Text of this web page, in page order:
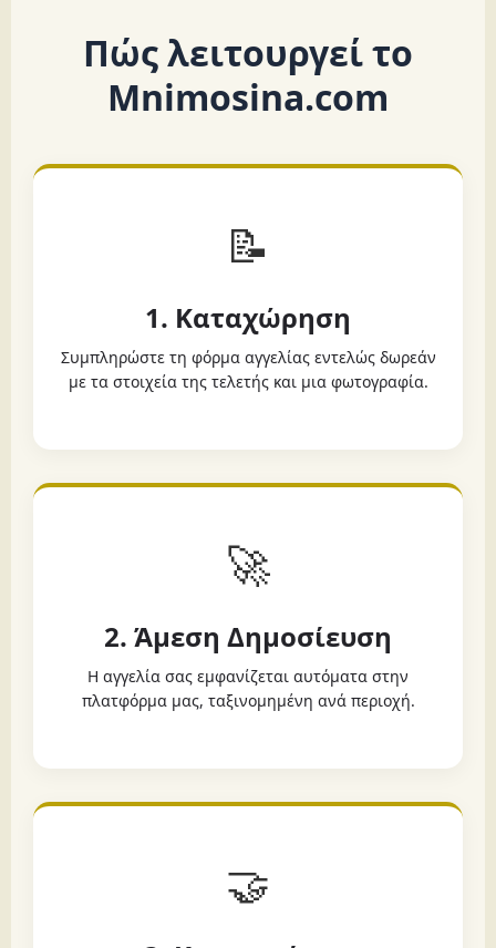
Πώς λειτουργεί το
Mnimosina.com
📝
1. Καταχώρηση
Συμπληρώστε τη φόρμα αγγελίας εντελώς δωρεάν
με τα στοιχεία της τελετής και μια φωτογραφία.
🚀
2. Άμεση Δημοσίευση
Η αγγελία σας εμφανίζεται αυτόματα στην
πλατφόρμα μας, ταξινομημένη ανά περιοχή.
🤝